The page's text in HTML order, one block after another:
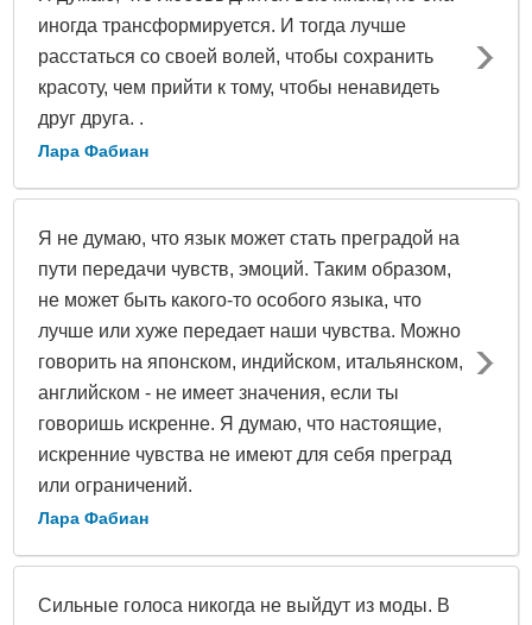
иногда трансформируется. И тогда лучше
расстаться со своей волей, чтобы сохранить
красоту, чем прийти к тому, чтобы ненавидеть
друг друга. .
Лара Фабиан
Я не думаю, что язык может стать преградой на
пути передачи чувств, эмоций. Таким образом,
не может быть какого-то особого языка, что
лучше или хуже передает наши чувства. Можно
говорить на японском, индийском, итальянском,
английском - не имеет значения, если ты
говоришь искренне. Я думаю, что настоящие,
искренние чувства не имеют для себя преград
или ограничений.
Лара Фабиан
Сильные голоса никогда не выйдут из моды. В